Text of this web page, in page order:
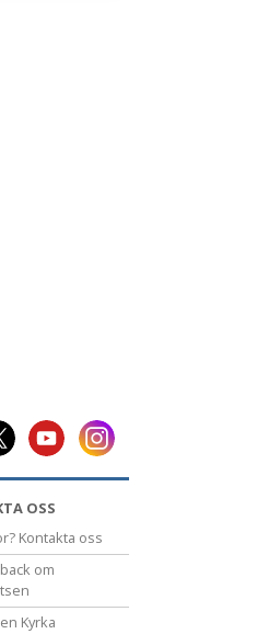
OSS
Kontakta oss
om
Kyrka